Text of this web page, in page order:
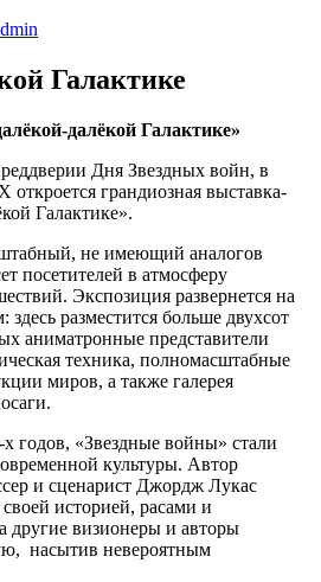
Галактике
далёкой Галактике»
Дня Звездных войн, в
грандиозная выставка-
Галактике».
не имеющий аналогов
посетителей в атмосферу
Экспозиция развернется на
разместится больше двухсот
аниматронные представители
техника, полномасштабные
миров, а также галерея
годов, «Звездные войны» стали
культуры. Автор
и сценарист Джордж Лукас
историей, расами и
другие визионеры и авторы
насытив невероятным